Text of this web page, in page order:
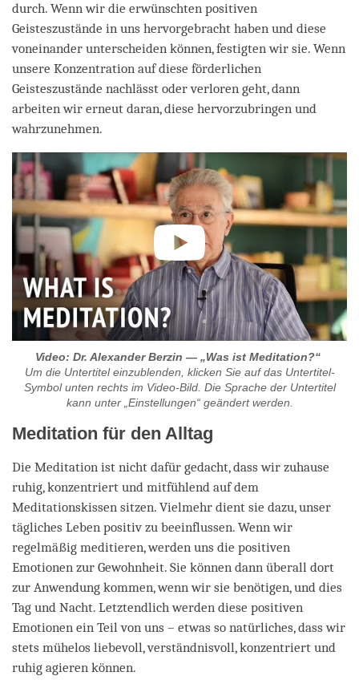
durch. Wenn wir die erwünschten positiven
Geisteszustände in uns hervorgebracht haben und diese
voneinander unterscheiden können, festigten wir sie. Wenn
unsere Konzentration auf diese förderlichen
Geisteszustände nachlässt oder verloren geht, dann
arbeiten wir erneut daran, diese hervorzubringen und
wahrzunehmen.
Video: Dr. Alexander Berzin — „Was ist Meditation?“
Um die Untertitel einzublenden, klicken Sie auf das Untertitel-
Symbol unten rechts im Video-Bild. Die Sprache der Untertitel
kann unter „Einstellungen“ geändert werden.
Meditation für den Alltag
Die Meditation ist nicht dafür gedacht, dass wir zuhause
ruhig, konzentriert und mitfühlend auf dem
Meditationskissen sitzen. Vielmehr dient sie dazu, unser
tägliches Leben positiv zu beeinflussen. Wenn wir
regelmäßig meditieren, werden uns die positiven
Emotionen zur Gewohnheit. Sie können dann überall dort
zur Anwendung kommen, wenn wir sie benötigen, und dies
Tag und Nacht. Letztendlich werden diese positiven
Emotionen ein Teil von uns – etwas so natürliches, dass wir
stets mühelos liebevoll, verständnisvoll, konzentriert und
ruhig agieren können.